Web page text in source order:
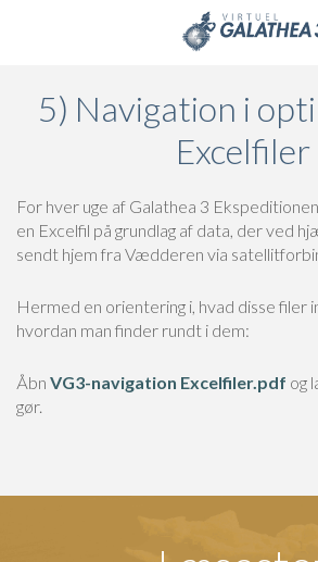
5) Navigation i
Excelfiler
For hver uge af Galathea 3
en Excelfil på grundlag af data, der ved
sendt hjem fra Vædderen via
Hermed en orientering i, hvad disse filer
hvordan man finder rundt i dem:
Åbn VG3-navigation Excelfiler.pdf og
gør.